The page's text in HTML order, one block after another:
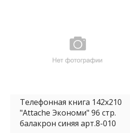
Телефонная книга 142х210
"Attache Экономи" 96 стр.
балакрон синяя арт.8-010